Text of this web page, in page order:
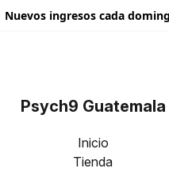
Nuevos ingresos cada
Psych9 Guatemala
Inicio
Tienda